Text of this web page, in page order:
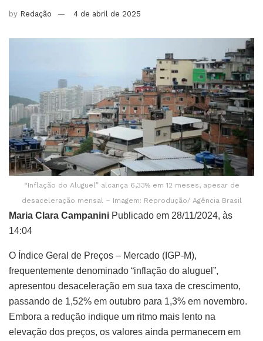
by Redação 4 de abril de 2025
“Inflação do Aluguel” alcança 6,33% em 12 meses, apesar de
desaceleração mensal – Imagem: Reprodução/ Agência Brasil
Maria Clara Campanini Publicado em 28/11/2024, às
14:04
O Índice Geral de Preços – Mercado (IGP-M),
frequentemente denominado “inflação do aluguel”,
apresentou desaceleração em sua taxa de crescimento,
passando de 1,52% em outubro para 1,3% em novembro.
Embora a redução indique um ritmo mais lento na
elevação dos preços, os valores ainda permanecem em